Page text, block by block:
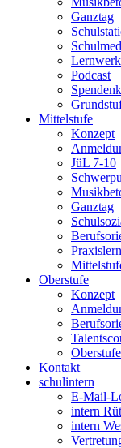
Ganztag
Podcast
Mittelstufe
Konzept
JüL 7-10
Ganztag
Oberstufe
Konzept
Kontakt
schulintern
E-Mail-
intern
intern